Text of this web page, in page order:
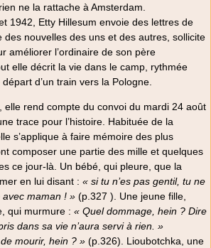
ne la rattache à Amsterdam.
1942, Etty Hillesum envoie des lettres de
des nouvelles des uns et des autres, sollicite
améliorer l’ordinaire de son père
elle décrit la vie dans le camp, rythmée
d’un train vers la Pologne.
elle rend compte du convoi du mardi 24 août
trace pour l’histoire. Habituée de la
s’applique à faire mémoire des plus
composer une partie des mille et quelques
ce jour-là. Un bébé, qui pleure, que la
en lui disant : « si tu n’es pas gentil, tu ne
maman ! » (p.327 ). Une jeune fille,
qui murmure : « Quel dommage, hein ? Dire
dans sa vie n’aura servi à rien. »
mourir, hein ? » (p.326). Lioubotchka, une